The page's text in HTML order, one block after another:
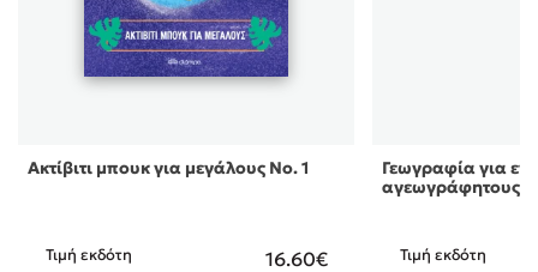
Ακτίβιτι μπουκ για μεγάλους Νο. 1
Τιμή εκδότη 16.60€
Γεωγραφία για
αγεωγράφητους
Τιμή εκδότη